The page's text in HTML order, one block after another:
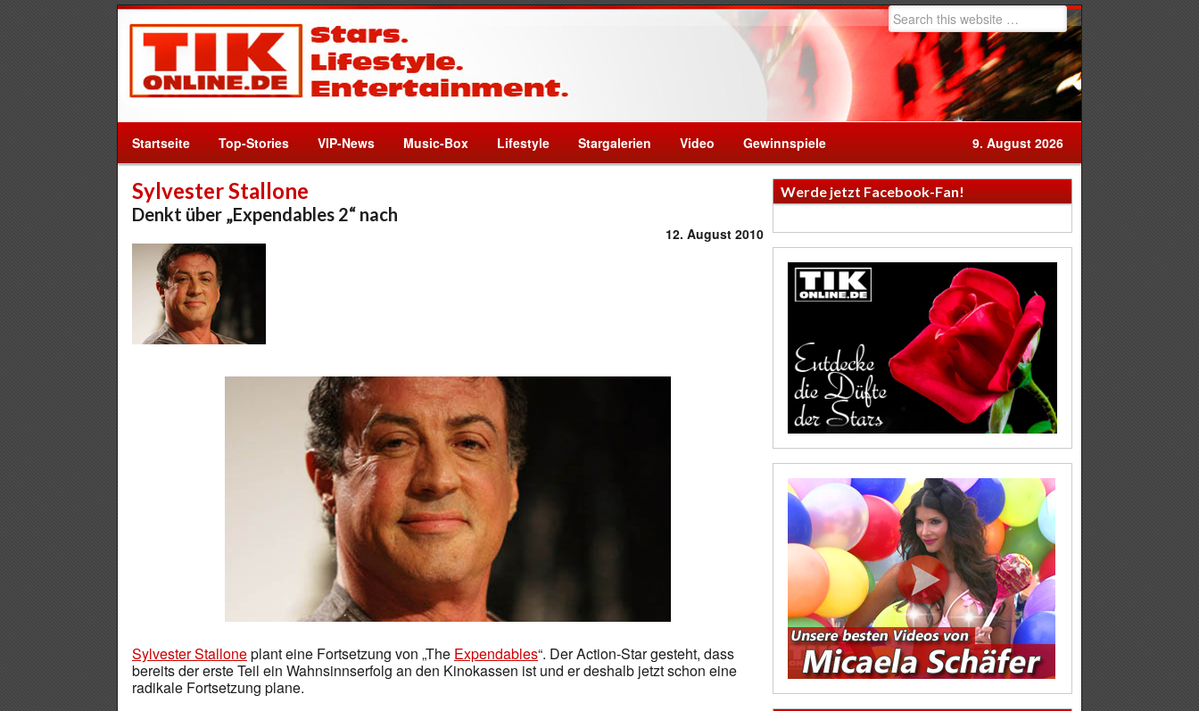
Startseite Top-Stories VIP-News Music-Box Lifestyle Stargalerien Video Gewinnspiele 9. August 2026
Sylvester Stallone
Denkt über „Expendables 2“ nach
12. August 2010
Sylvester Stalloneplant eine Fortsetzung von „The Expendables“. Der Action-Star gesteht, dass
bereits der erste Teil ein Wahnsinnserfolg an den Kinokassen ist und er deshalb jetzt schon eine
radikale Fortsetzung plane.
Werde jetzt Facebook-Fan!